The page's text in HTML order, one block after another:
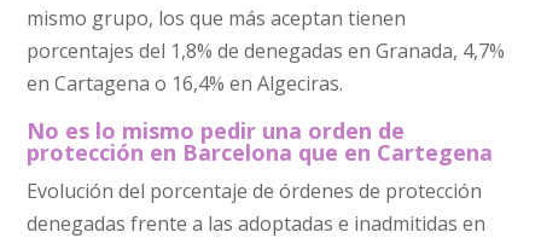
mismo grupo, los que más aceptan tienen
porcentajes del 1,8% de denegadas en Granada, 4,7%
en Cartagena o 16,4% en Algeciras.
No es lo mismo pedir una orden de
protección en Barcelona que en Cartegena
Evolución del porcentaje de órdenes de protección
denegadas frente a las adoptadas e inadmitidas en